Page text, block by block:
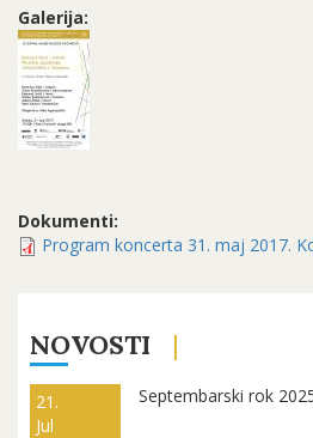
Galerija:
Dokumenti:
Program koncerta 31. maj 2017.
NOVOSTI
21.
Jul
Septembarski rok